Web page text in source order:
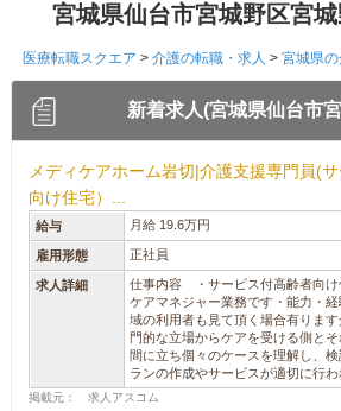
宮城県仙台市宮城野区宮
医療転職スクエア > 介護の転職・求人 > 宮城県の
新着求人(宮城県仙台市
メディケアホーム岩切|介護支援専門員(
向け住宅）...
給与 月給 19.6万円
雇用形態 正社員
求人詳細
仕事内容 ・サービス付高齢者向け
ケアマネジャー業務です・能力・
域の利用者も見て頂く場合有りま
門的な立場からケアを受ける側と
間に立ち個々のケースを理解し、
ランの作成やサービスが適切に行わ
掲載元： 求人アスコム